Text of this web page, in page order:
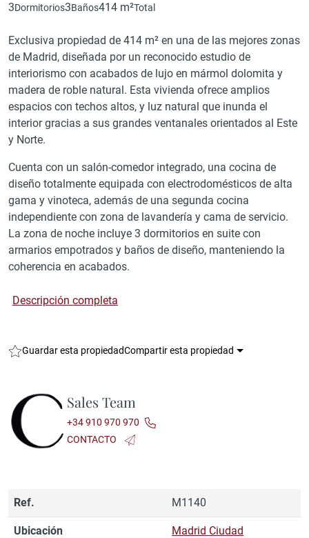
3Dormitorios3Baños414 m²Total
Exclusiva propiedad de 414 m² en una de las mejores zonas
de Madrid, diseñada por un reconocido estudio de
interiorismo con acabados de lujo en mármol dolomita y
madera de roble natural. Esta vivienda ofrece amplios
espacios con techos altos, y luz natural que inunda el
interior gracias a sus grandes ventanales orientados al Este
y Norte.
Cuenta con un salón-comedor integrado, una cocina de
diseño totalmente equipada con electrodomésticos de alta
gama y vinoteca, además de una segunda cocina
independiente con zona de lavandería y cama de servicio.
La zona de noche incluye 3 dormitorios en suite con
armarios empotrados y baños de diseño, manteniendo la
coherencia en acabados.
Descripción completa
Guardar esta propiedadCompartir esta propiedad
Sales Team
+34 910 970 970
CONTACTO
Ref. M1140
Ubicación Madrid Ciudad